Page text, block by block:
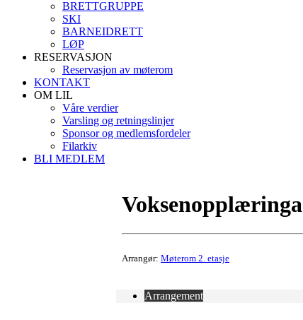
BRETTGRUPPE
SKI
BARNEIDRETT
LØP
RESERVASJON
Reservasjon av møterom
KONTAKT
OM LIL
Våre verdier
Varsling og retningslinjer
Sponsor og medlemsfordeler
Filarkiv
BLI MEDLEM
Voksenopplæringa
Arrangør: Møterom 2. etasje
Arrangement